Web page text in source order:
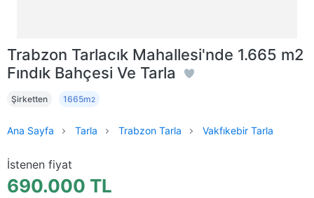
Trabzon Tarlacık Mahallesi'nde 1.665 m2
Fındık Bahçesi Ve Tarla
Şirketten 1665m2
Ana Sayfa Tarla Trabzon Tarla Vakfıkebir Tarla
İstenen fiyat
690.000 TL